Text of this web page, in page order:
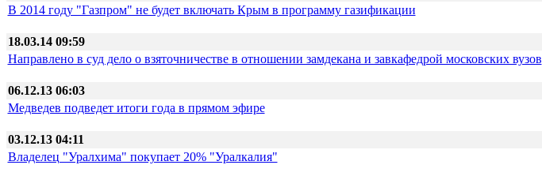
В 2014 году "Газпром" не будет включать Крым в программу газификации
18.03.14 09:59
Направлено в суд дело о взяточничестве в отношении замдекана и завкафедрой московских вузов
06.12.13 06:03
Медведев подведет итоги года в прямом эфире
03.12.13 04:11
Владелец "Уралхима" покупает 20% "Уралкалия"